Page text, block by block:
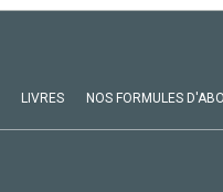
LIVRES NOS FORMULES